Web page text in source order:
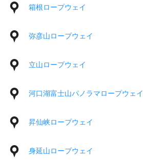
箱根ロープウェイ
弥彦山ロープウェイ
立山ロープウェイ
河口湖富士山パノラマロープウェイ
昇仙峡ロープウェイ
身延山ロープウェイ